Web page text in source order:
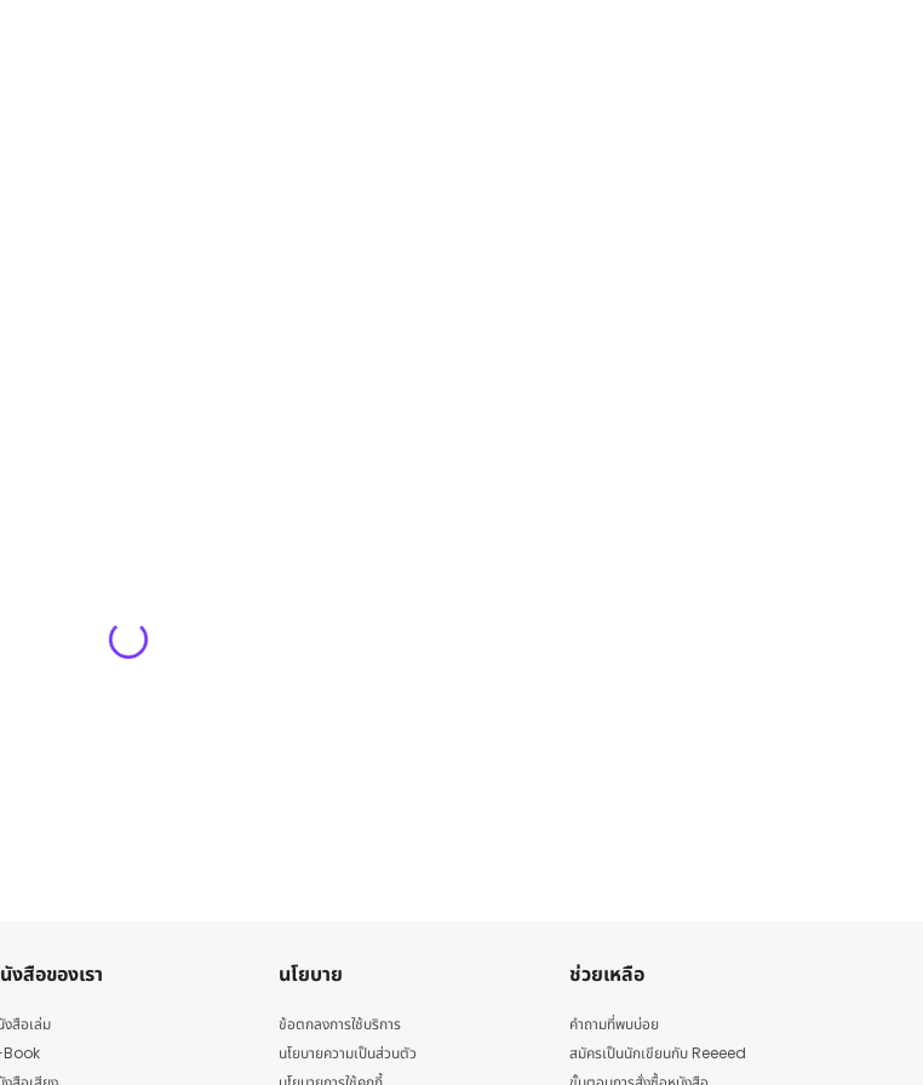
งสือของเรา
งสือเล่ม
Book
นโยบาย
ข้อตกลงการใช้บริการ
นโยบายความเป็นส่วนตัว
ช่วยเหลือ
คำถามที่พบบ่อย
สมัครเป็นนักเขียนกับ Reeeed